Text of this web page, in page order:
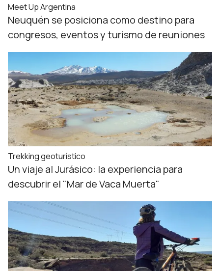
Meet Up Argentina
Neuquén se posiciona como destino para
congresos, eventos y turismo de reuniones
Trekking geoturístico
Un viaje al Jurásico: la experiencia para
descubrir el "Mar de Vaca Muerta"